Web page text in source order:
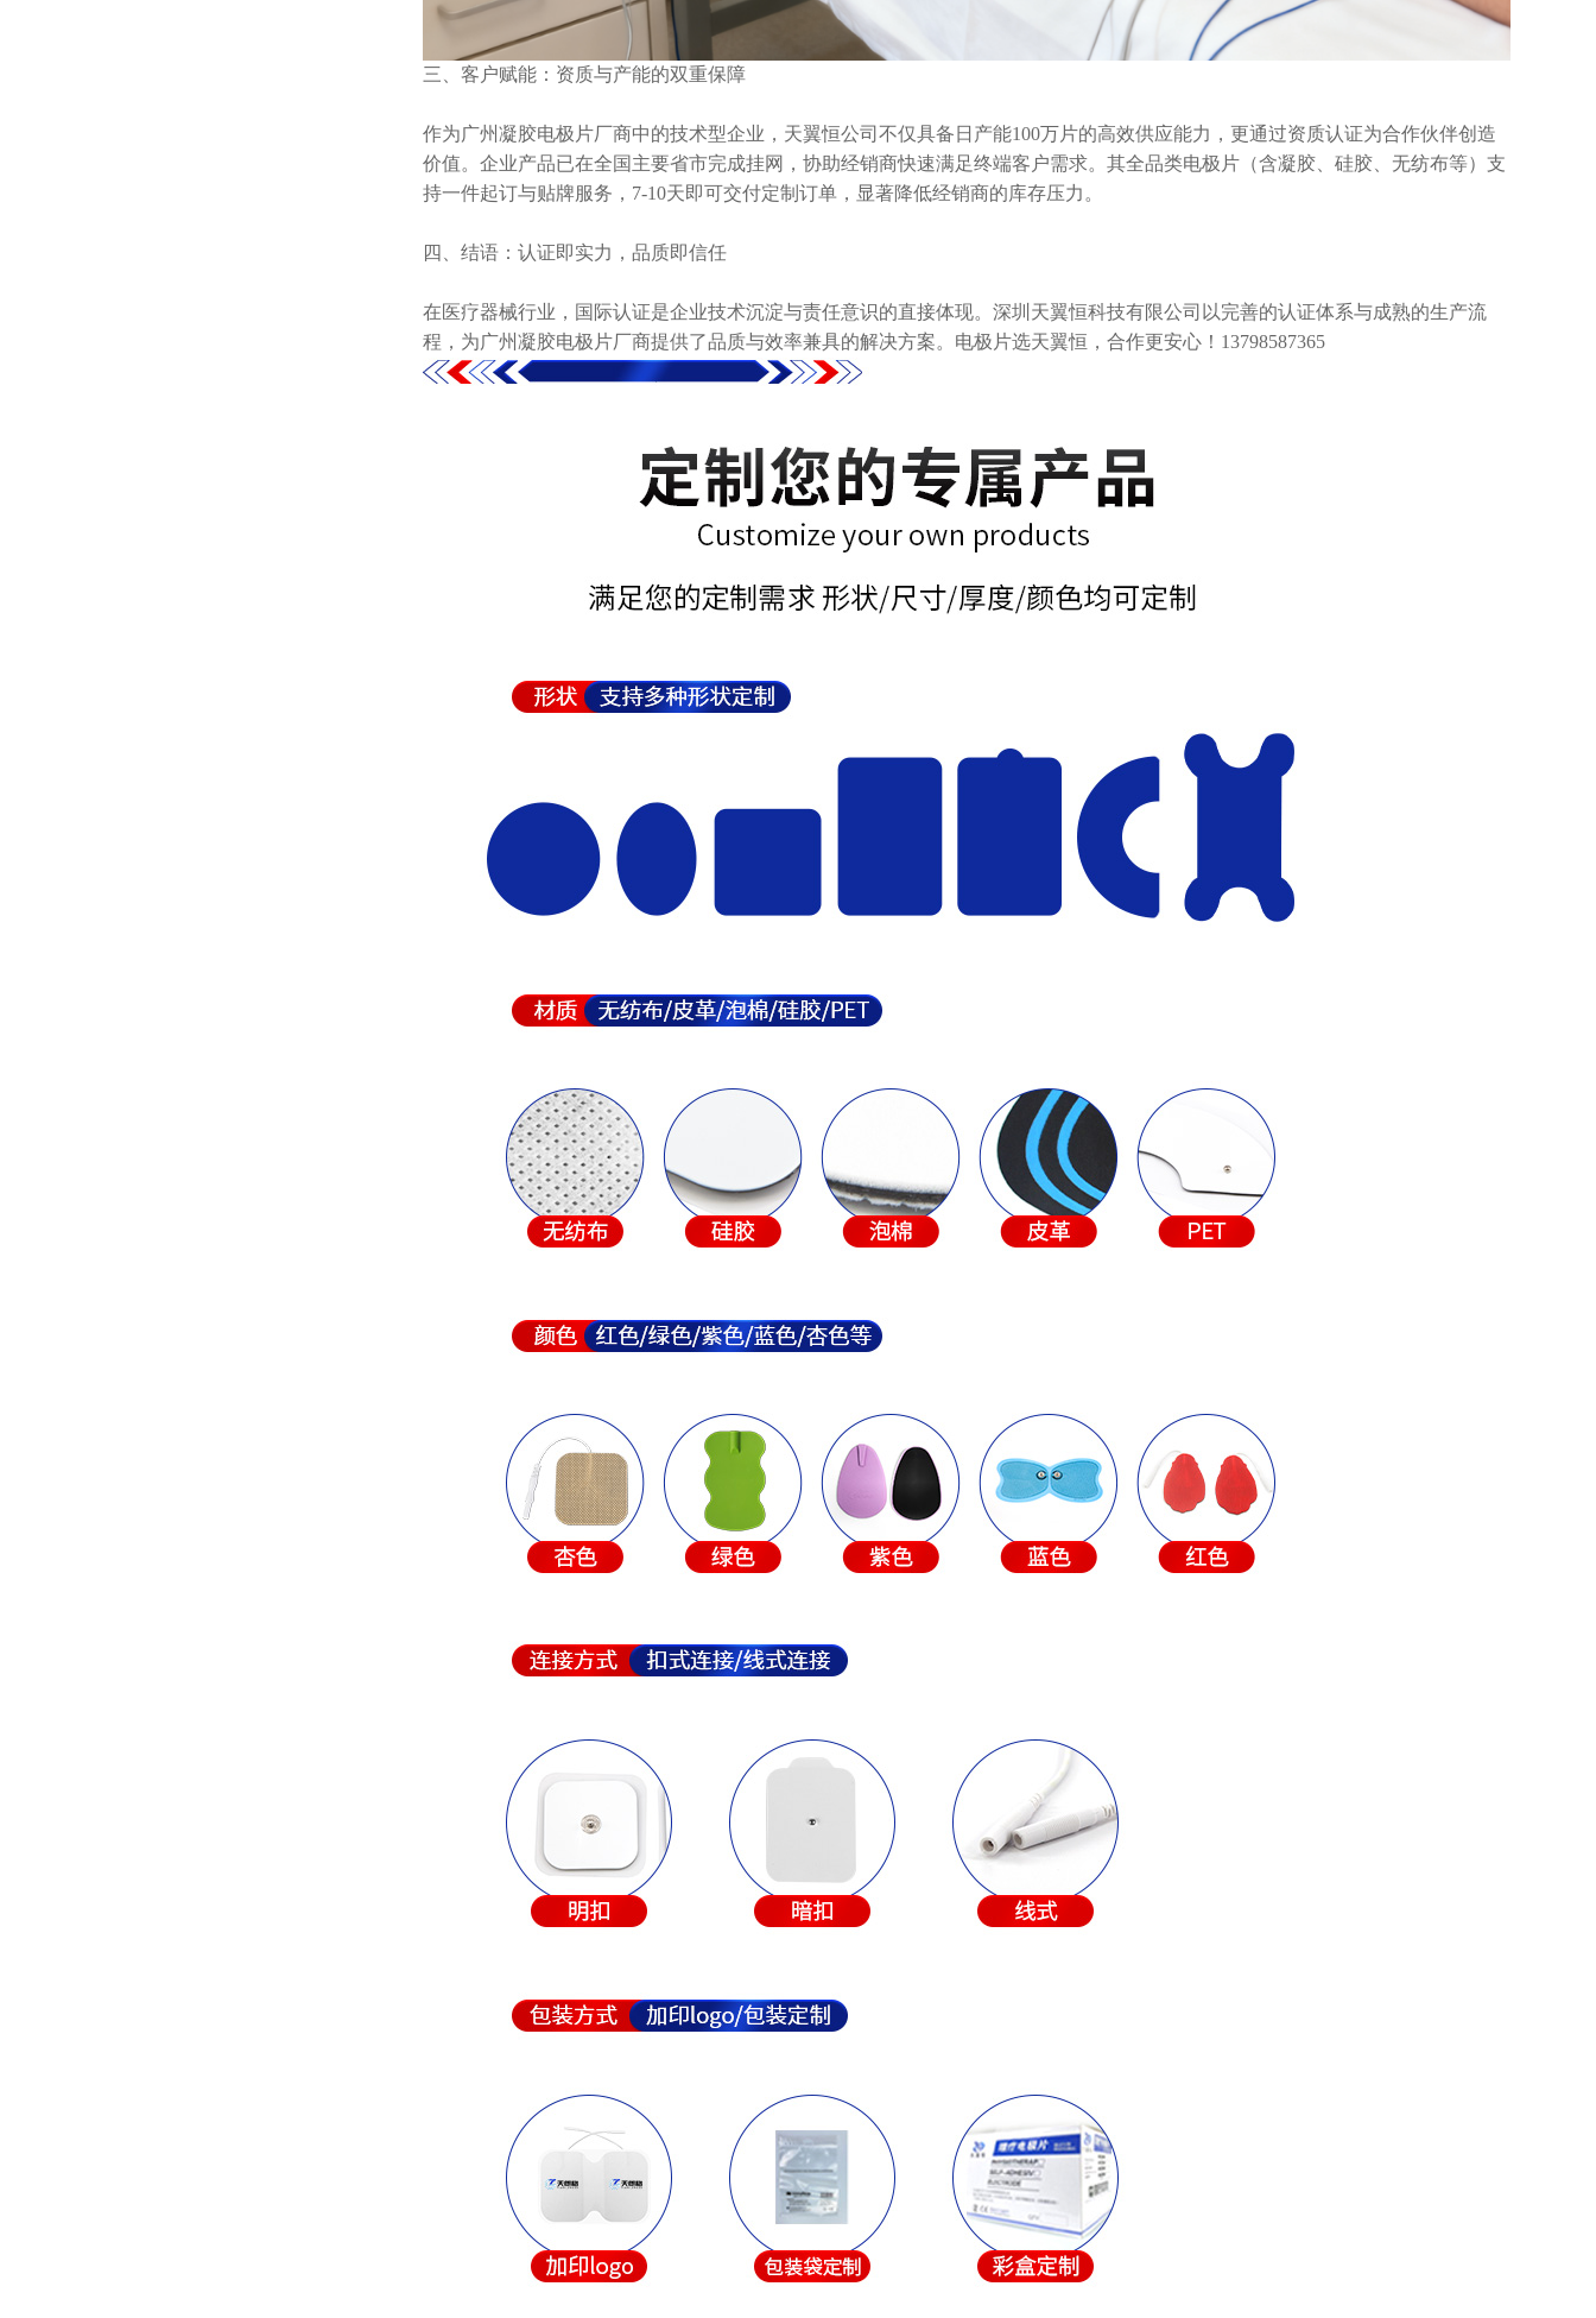
三、 客户赋能：资质与产能的双重保障
作为广州凝胶电极片厂商中的技术型企业，天翼恒公司不仅具备日产能100万片的高效供应能力，更通过资质认证为合作伙伴创造
价值。企业产品已在全国主要省市完成挂网，协助经销商快速满足终端客户需求。其全品类电极片（含凝胶、硅胶、无纺布等）支
持一件起订与贴牌服务，7-10天即可交付定制订单，显著降低经销商的库存压力。
四、 结语：认证即实力，品质即信任
在医疗器械行业，国际认证是企业技术沉淀与责任意识的直接体现。深圳天翼恒科技有限公司以完善的认证体系与成熟的生产流
程，为广州凝胶电极片厂商提供了品质与效率兼具的解决方案。电极片选天翼恒，合作更安心！ 13798587365